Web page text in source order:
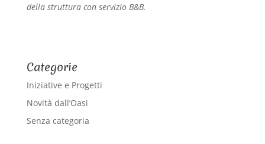
della struttura con servizio B&B.
Categorie
Iniziative e Progetti
Novità dall’Oasi
Senza categoria